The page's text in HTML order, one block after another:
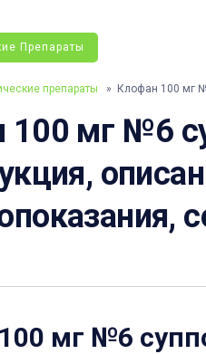
Препараты
препараты » Клофан 100 мг
100 мг №6
мг №6